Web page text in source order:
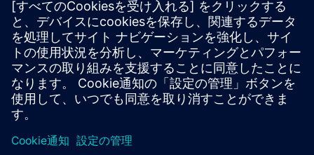
Calibreツールスイートは、リソースの使用量とテープアウ
トスケジュールを最小限に抑えながら、すべてのプロセス
ノードと設計スタイルにわたって正確で効率的かつ包括的
なIC検証と最適化を実現します。
専門家から学ぶ